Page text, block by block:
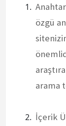
özgü
arama
İçerik